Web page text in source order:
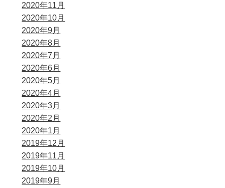
2020年11月
2020年10月
2020年9月
2020年8月
2020年7月
2020年6月
2020年5月
2020年4月
2020年3月
2020年2月
2020年1月
2019年12月
2019年11月
2019年10月
2019年9月